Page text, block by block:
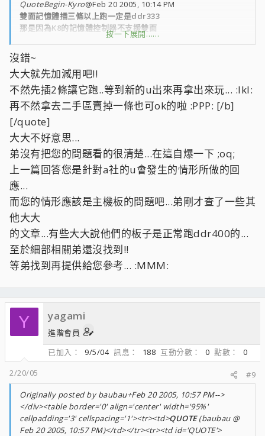
QuoteBegin-Kyro@Feb 20 2005, 10:14 PM
雙面記憶體插三條以上跑一定是ddr333
那是因為K8的記憶體控制器不支援雙面
要等新版K8記憶體控制器才有支援喔
敬請期待
按一下展開……
沒錯~
大大就先加減用吧!!
不然先插2條讓它跑..等到新的u出來再拿出來玩... :lkl:
再不然拿去二手區賣掉一條也可ok的啦 :PPP: [/b]
[/quote]
大大不好意思...
弟沒有把您的問題看的很清楚...在這自爆一下 ;oq;
上一篇回答您是針對a社的u會發生的情形所做的回
應...
而您的情形應該是主機板的問題吧...弟剛才查了一些其
他大大
的文章...有些大大說他們的板子是正常跑ddr400的...
至於細部相關弟還沒找到!!
等弟找到再提供給您參考... :MMM:
Y yagami
進階會員
已加入
9/5/04 訊息 188 互動分數 0 點數
0
2/20/05
#9
Originally posted by baubau+Feb 20 2005, 10:57 PM-->
</div><table border='0' align='center' width='95%'
cellpadding='3' cellspacing='1'><tr><td>QUOTE(baubau @
Feb 20 2005, 10:57 PM)</td></tr><tr><td id='QUOTE'>